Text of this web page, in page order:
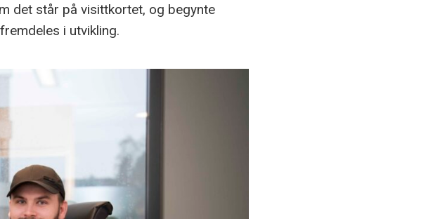
det står på visittkortet, og begynte
i utvikling.